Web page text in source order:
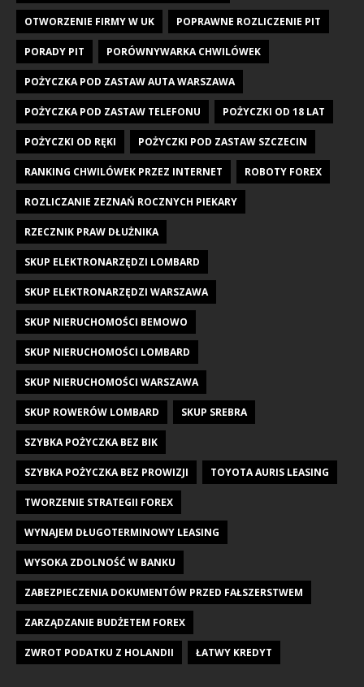
OTWORZENIE FIRMY W UK POPRAWNE ROZLICZENIE PIT
PORADY PIT PORÓWNYWARKA CHWILÓWEK
POŻYCZKA POD ZASTAW AUTA WARSZAWA
POŻYCZKA POD ZASTAW TELEFONU POŻYCZKI OD 18 LAT
POŻYCZKI OD RĘKI POŻYCZKI POD ZASTAW SZCZECIN
RANKING CHWILÓWEK PRZEZ INTERNET ROBOTY FOREX
ROZLICZANIE ZEZNAŃ ROCZNYCH PIEKARY
RZECZNIK PRAW DŁUŻNIKA
SKUP ELEKTRONARZĘDZI LOMBARD
SKUP ELEKTRONARZĘDZI WARSZAWA
SKUP NIERUCHOMOŚCI BEMOWO
SKUP NIERUCHOMOŚCI LOMBARD
SKUP NIERUCHOMOŚCI WARSZAWA
SKUP ROWERÓW LOMBARD SKUP SREBRA
SZYBKA POŻYCZKA BEZ BIK
SZYBKA POŻYCZKA BEZ PROWIZJI TOYOTA AURIS LEASING
TWORZENIE STRATEGII FOREX
WYNAJEM DŁUGOTERMINOWY LEASING
WYSOKA ZDOLNOŚĆ W BANKU
ZABEZPIECZENIA DOKUMENTÓW PRZED FAŁSZERSTWEM
ZARZĄDZANIE BUDŻETEM FOREX
ZWROT PODATKU Z HOLANDII ŁATWY KREDYT